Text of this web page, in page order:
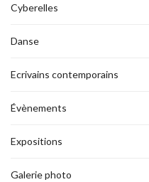
Cyberelles
Danse
Ecrivains contemporains
Évènements
Expositions
Galerie photo